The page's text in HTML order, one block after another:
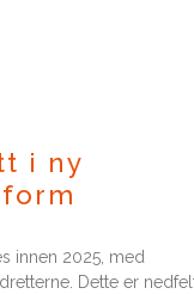
i ny
innen 2025, med
Dette er